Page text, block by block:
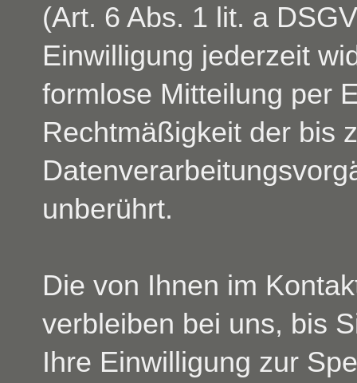
(Art. 6 Abs. 1 lit. a
Einwilligung jederzeit
formlose Mitteilung per
Rechtmäßigkeit der bis
unberührt.
Die von Ihnen im
verbleiben bei uns, bis
Ihre Einwilligung zur